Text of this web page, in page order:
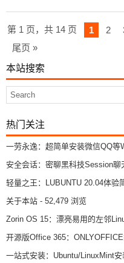
第 1 页，共 14 页 1 2
尾页 »
本站搜索
热门关注
一劳永逸：超简单安装微信QQ等
安全会话：密聊黑科技Session聊
轻量之王：LUBUNTU 20.04体验
关于本站 - 52,479 浏览
Zorin OS 15：漂亮易用的左邻
开源版Office 365：ONLYOFFICE
一站式安装：Ubuntu/LinuxMint